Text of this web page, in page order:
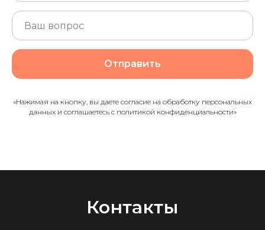
Отправить
«Нажимая на кнопку, вы даете согласие на обработку персональных
данных и соглашаетесь c политикой конфиденциальности»
Контакты